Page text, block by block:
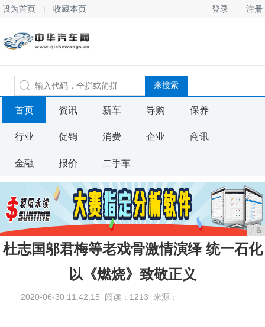
设为首页 收藏本页 登录 注册
首页 资讯 新车 导购 保养
行业 促销 消费 企业 商讯
金融 报价 二手车
广告
杜志国邬君梅等老戏骨激情演绎 统一石化
以《燃烧》致敬正义
2020-06-30 11:42:15 阅读：1213 来源：